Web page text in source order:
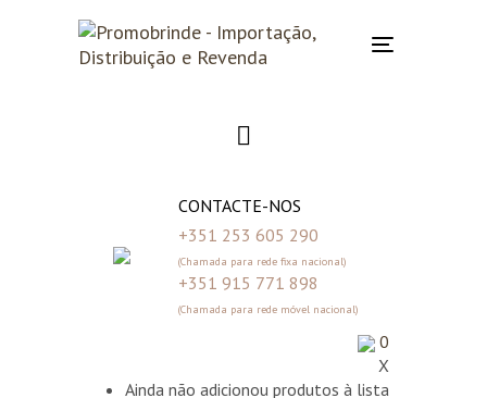
Toggle
CONTACTE-NOS
+351 253 605 290
(Chamada para rede fixa nacional)
+351 915 771 898
(Chamada para rede móvel nacional)
0
X
Ainda não adicionou produtos à lista